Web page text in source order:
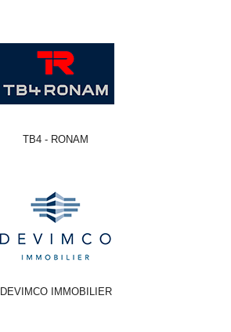
TB4 - RONAM
DEVIMCO IMMOBILIER